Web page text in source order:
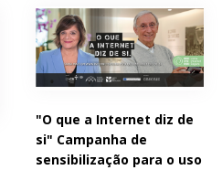
"O que a Internet diz de
si" Campanha de
sensibilização para o uso